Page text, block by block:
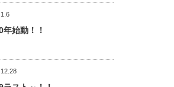
年始動！！